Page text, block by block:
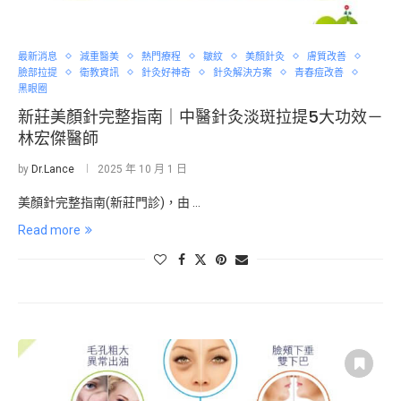
最新消息 減重醫美 熱門療程 皺紋 美顏針灸
膚質改善
臉部拉提
衛教資訊 針灸好神奇 針灸解決方案
青春痘改善
黑眼圈
新莊美顏針完整指南｜中醫針灸淡斑拉提5大功效－
林宏傑醫師
by Dr.Lance 2025 年 10 月 1 日
美顏針完整指南(新莊門診)，由 …
Read more